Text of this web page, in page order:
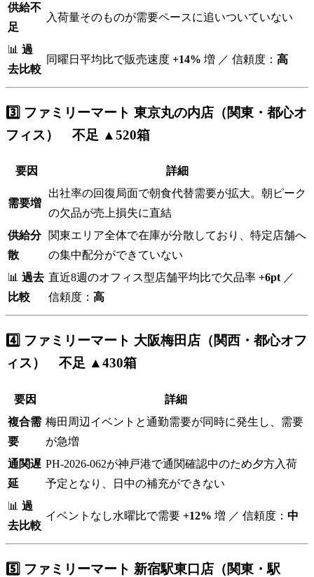
供給不
足
入荷量そのものが需要ペースに追いついていない
📊 過
去比較
同曜日平均比で販売速度 +14% 増 ／ 信頼度： 高
3️⃣ ファミリーマート 東京丸の内店（関東・都心オ
フィス） 不足 ▲520箱
要因 詳細
需要増
出社率の回復局面で朝食代替需要が拡大。朝ピーク
の欠品が売上損失に直結
供給分
散
関東エリア全体で在庫が分散しており、特定店舗へ
の集中配分ができていない
📊 過去
比較
直近8週のオフィス型店舗平均比で欠品率 +6pt／
信頼度： 高
4️⃣ ファミリーマート 大阪梅田店（関西・都心オフ
ィス） 不足 ▲430箱
要因
詳細
複合需
要
梅田周辺イベントと通勤需要が同時に発生し、需要
が急増
通関遅
延
PH-2026-062が神戸港で通関確認中のため夕方入荷
予定となり、日中の補充ができない
📊 過
去比較
イベントなし水曜比で需要 +12% 増 ／ 信頼度： 中
5️⃣ ファミリーマート 新宿駅東口店（関東・駅